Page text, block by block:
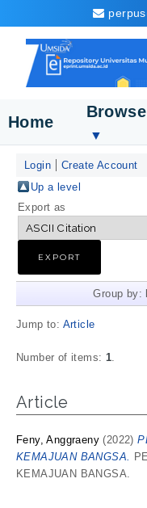
Home
Browse
▼
Login
Create Account
Up a level
Export as
Group by:
Jump to: Article
Number of items: 1.
Article
Feny, Anggraeny (2022)
KEMAJUAN BANGSA.
KEMAJUAN BANGSA.